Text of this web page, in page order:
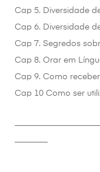
Cap 5. Diversidade
Cap 6. Diversidade
Cap 7. Segredos
Cap 8. Orar em
Cap 9. Como
Cap 10 Como ser